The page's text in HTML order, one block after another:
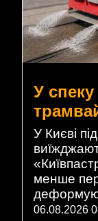
У
У Києві
менше
06.08.2026